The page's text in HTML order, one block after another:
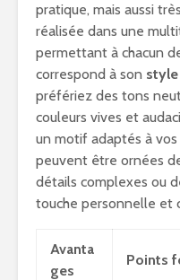
pratique, mais aussi
réalisée dans une
permettant à chacun
correspond à son style
préfériez des tons
couleurs vives et
un motif adaptés à vos
peuvent être ornées
détails complexes ou
touche personnelle et
Avanta
ges
Points